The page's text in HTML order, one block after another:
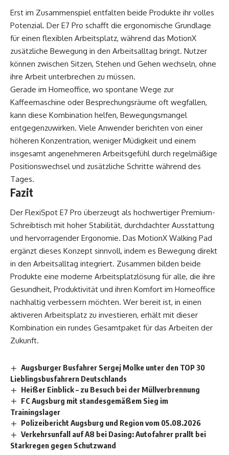
Erst im Zusammenspiel entfalten beide Produkte ihr volles
Potenzial. Der E7 Pro schafft die ergonomische Grundlage
für einen flexiblen Arbeitsplatz, während das MotionX
zusätzliche Bewegung in den Arbeitsalltag bringt. Nutzer
können zwischen Sitzen, Stehen und Gehen wechseln, ohne
ihre Arbeit unterbrechen zu müssen.
Gerade im Homeoffice, wo spontane Wege zur
Kaffeemaschine oder Besprechungsräume oft wegfallen,
kann diese Kombination helfen, Bewegungsmangel
entgegenzuwirken. Viele Anwender berichten von einer
höheren Konzentration, weniger Müdigkeit und einem
insgesamt angenehmeren Arbeitsgefühl durch regelmäßige
Positionswechsel und zusätzliche Schritte während des
Tages.
Fazit
Der FlexiSpot E7 Pro überzeugt als hochwertiger Premium-
Schreibtisch mit hoher Stabilität, durchdachter Ausstattung
und hervorragender Ergonomie. Das MotionX Walking Pad
ergänzt dieses Konzept sinnvoll, indem es Bewegung direkt
in den Arbeitsalltag integriert. Zusammen bilden beide
Produkte eine moderne Arbeitsplatzlösung für alle, die ihre
Gesundheit, Produktivität und ihren Komfort im Homeoffice
nachhaltig verbessern möchten. Wer bereit ist, in einen
aktiveren Arbeitsplatz zu investieren, erhält mit dieser
Kombination ein rundes Gesamtpaket für das Arbeiten der
Zukunft.
Augsburger Busfahrer Sergej Molke unter den TOP 30
Lieblingsbusfahrern Deutschlands
Heißer Einblick – zu Besuch bei der Müllverbrennung
FC Augsburg mit standesgemäßem Sieg im
Trainingslager
Polizeibericht Augsburg und Region vom 05.08.2026
Verkehrsunfall auf A8 bei Dasing: Autofahrer prallt bei
Starkregen gegen Schutzwand